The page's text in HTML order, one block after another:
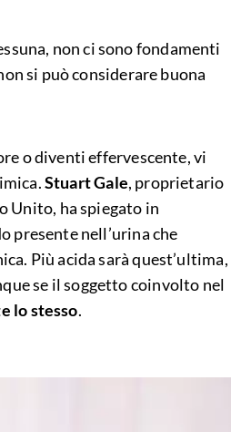
non ci sono fondamenti
si può considerare buona
o diventi effervescente, vi
Stuart Gale, proprietario
Unito, ha spiegato in
presente nell’urina che
Più acida sarà quest’ultima,
se il soggetto coinvolto nel
lo stesso.